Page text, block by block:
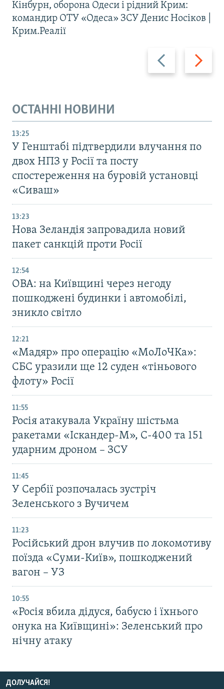
Назад Вперед
Кінбурн, оборона Одеси і рідний Крим:
командир ОТУ «Одеса» ЗСУ Денис Носіков |
Крим.Реалії
ОСТАННІ НОВИНИ
13:25
У Генштабі підтвердили влучання по
двох НПЗ у Росії та посту
спостереження на буровій установці
«Сиваш»
13:23
Нова Зеландія запровадила новий
пакет санкцій проти Росії
12:54
ОВА: на Київщині через негоду
пошкоджені будинки і автомобілі,
зникло світло
12:21
«Мадяр» про операцію «МоЛоЧКа»:
СБС уразили ще 12 суден «тіньового
флоту» Росії
11:55
Росія атакувала Україну шістьма
ракетами «Іскандер-М», С-400 та 151
ударним дроном – ЗСУ
11:45
У Сербії розпочалась зустріч
Зеленського з Вучичем
11:23
Російський дрон влучив по локомотиву
поїзда «Суми-Київ», пошкоджений
вагон – УЗ
10:55
«Росія вбила дідуся, бабусю і їхнього
онука на Київщині»: Зеленський про
нічну атаку
ДОЛУЧАЙСЯ!